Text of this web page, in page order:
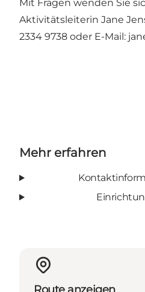
Mit Fragen wenden Sie
Aktivitätsleiterin Jane
2334 9738 oder E-Mail:
Mehr erfahren